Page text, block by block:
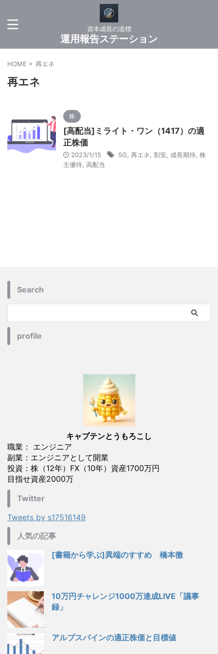
資本成長の道標
運用報告ステーション
HOME > 再エネ
再エネ
株
[高配当]ミライト・ワン（1417）の適
正株価
2023/1/15 5G 再エネ 割安 成長期待 株
主優待 高配当
Search
profile
キャプテンとうもろこし
職業： エンジニア
副業：エンジニアとして開業
投資：株（12年）FX（10年）資産1700万円
目指せ資産2000万
Twitter
Tweets by s17516149
人気の記事
[書籍から学ぶ]異端のすすめ 橋本徹
10万円チャレンジ1000万達成LIVE「議事
録」
アルプスパインの適正株価と目標値